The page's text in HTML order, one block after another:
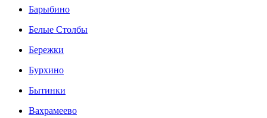
Барыбино
Белые Столбы
Бережки
Бурхино
Бытинки
Вахрамеево